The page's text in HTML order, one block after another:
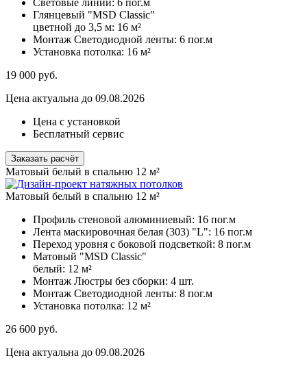
Световые линии: 6 пог.м
Глянцевый "MSD Classic"
цветной до 3,5 м: 16 м²
Монтаж Светодиодной ленты: 6 пог.м
Установка потолка: 16 м²
19 000 руб.
Цена актуальна до 09.08.2026
Цена с установкой
Бесплатный сервис
Заказать расчёт
Матовый белый в спальню 12 м²
Матовый белый в спальню 12 м²
Профиль стеновой алюминиевый: 16 пог.м
Лента маскировочная белая (303) "L": 16 пог.м
Переход уровня с боковой подсветкой: 8 пог.м
Матовый "MSD Classic"
белый: 12 м²
Монтаж Люстры без сборки: 4 шт.
Монтаж Светодиодной ленты: 8 пог.м
Установка потолка: 12 м²
26 600 руб.
Цена актуальна до 09.08.2026